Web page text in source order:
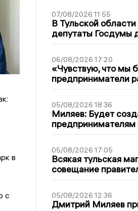
в
с
07/08/2026 11:55
В Тульской
депутаты Госдумы
06/08/2026 17:20
«Чувствую, что мы
предприниматели
05/08/2026 18:36
Миляев: Будет
предпринимателям
05/08/2026 17:05
Всякая тульская
совещание
05/08/2026 12:36
Дмитрий Миляев